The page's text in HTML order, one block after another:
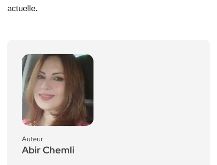
actuelle.
Auteur
Abir Chemli